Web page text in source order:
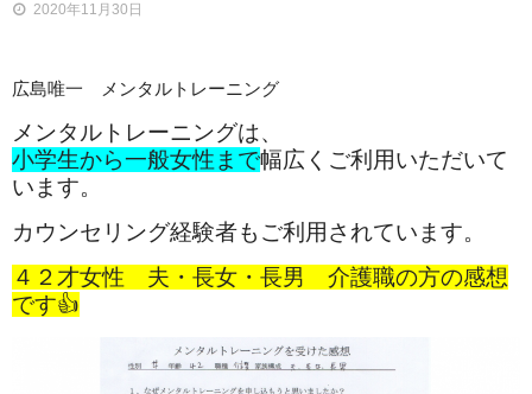
2020年11月30日
広島唯一 メンタルトレーニング
メ ンタルトレーニングは、
小学生から一般女性まで幅広くご利用いただいて
います。
カウンセリング経験者もご利用されています。
４２才女性 夫・長女・長男 介護職の方の感想
です👍